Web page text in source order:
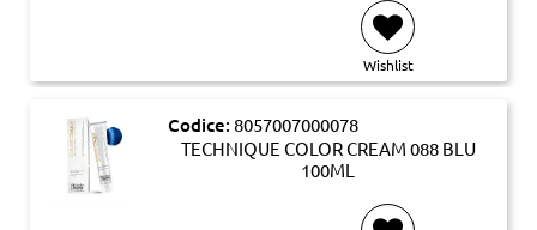
Wishlist
Codice: 8057007000078
TECHNIQUE COLOR CREAM 088 BLU
100ML